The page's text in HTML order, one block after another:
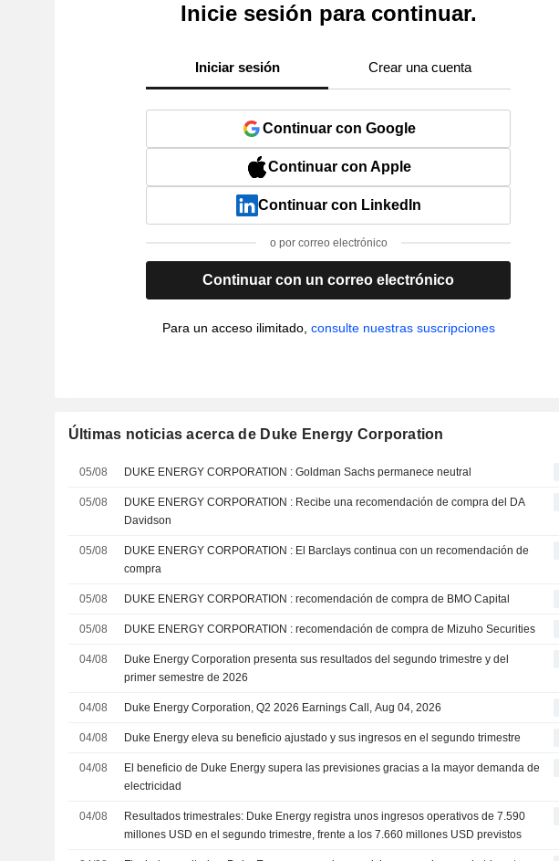
Inicie sesión para continuar.
Iniciar sesión Crear una cuenta
Continuar con Google
Continuar con Apple
Continuar con LinkedIn
o por correo electrónico
Continuar con un correo electrónico
Para un acceso ilimitado, consulte nuestras suscripciones
Últimas noticias acerca de Duke Energy Corporation
05/08 DUKE ENERGY CORPORATION : Goldman Sachs permanece neutral
05/08
DUKE ENERGY CORPORATION : Recibe una recomendación de compra del DA
Davidson
05/08
DUKE ENERGY CORPORATION : El Barclays continua con un recomendación de
compra
05/08 DUKE ENERGY CORPORATION : recomendación de compra de BMO Capital
05/08 DUKE ENERGY CORPORATION : recomendación de compra de Mizuho Securities
04/08
Duke Energy Corporation presenta sus resultados del segundo trimestre y del
primer semestre de 2026
04/08 Duke Energy Corporation, Q2 2026 Earnings Call, Aug 04, 2026
04/08 Duke Energy eleva su beneficio ajustado y sus ingresos en el segundo trimestre
04/08
El beneficio de Duke Energy supera las previsiones gracias a la mayor demanda de
electricidad
04/08
Resultados trimestrales: Duke Energy registra unos ingresos operativos de 7.590
millones USD en el segundo trimestre, frente a los 7.660 millones USD previstos